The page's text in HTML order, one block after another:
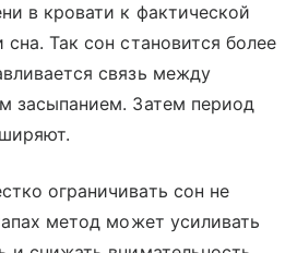
в кровати к фактической
Так сон становится более
связь между
засыпанием. Затем период
ограничивать сон не
метод может усиливать